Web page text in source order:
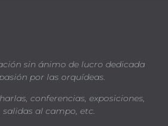
sin ánimo de lucro dedicada
por las orquídeas.
conferencias, exposiciones,
al campo, etc.